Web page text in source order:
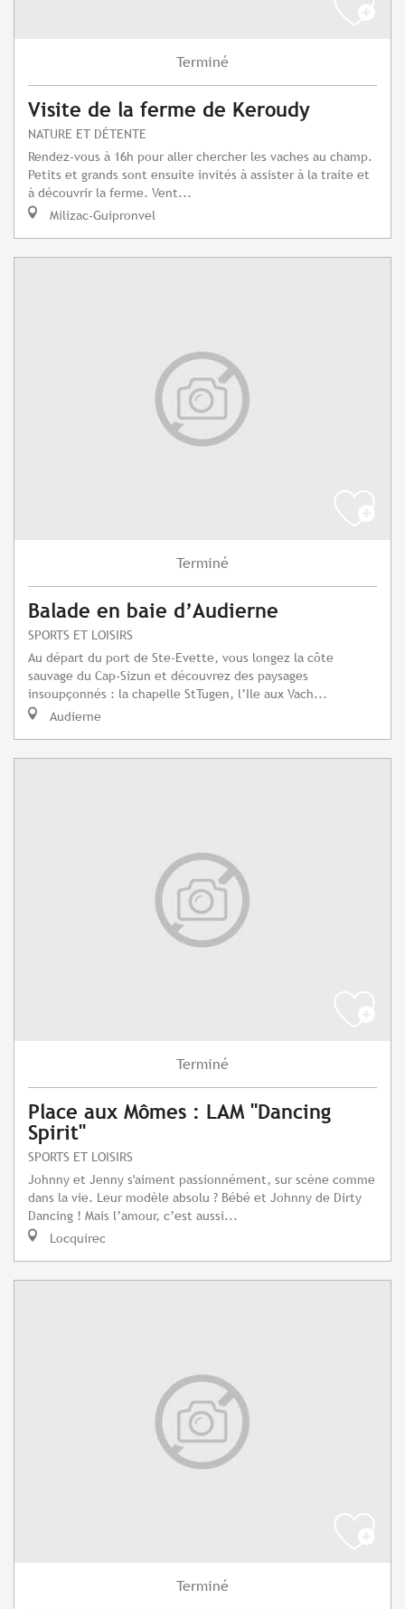
Terminé
Visite de la ferme de Keroudy
NATURE ET DÉTENTE
Rendez-vous à 16h pour aller chercher les vaches au champ.
Petits et grands sont ensuite invités à assister à la traite et
à découvrir la ferme. Vent...
Milizac-Guipronvel
Terminé
Balade en baie d’Audierne
SPORTS ET LOISIRS
Au départ du port de Ste-Evette, vous longez la côte
sauvage du Cap-Sizun et découvrez des paysages
insoupçonnés : la chapelle StTugen, l’Ile aux Vach...
Audierne
Terminé
Place aux Mômes : LAM "Dancing
Spirit"
SPORTS ET LOISIRS
Johnny et Jenny s'aiment passionnément, sur scène comme
dans la vie. Leur modèle absolu ? Bébé et Johnny de Dirty
Dancing ! Mais l’amour, c’est aussi...
Locquirec
Terminé